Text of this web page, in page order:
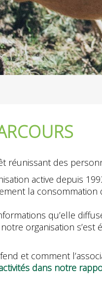
réunissant des
active depuis
la
qu’elle
organisation
et comment
dans notre